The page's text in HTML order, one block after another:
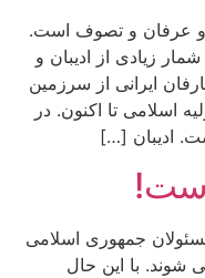
عرفان و تصوف است.
زیادی از ادیبان و
ایرانی از سرزمین
اسلامی تا اکنون. در
ادیبان […]
جمهوری اسلامی
شوند. با این حال